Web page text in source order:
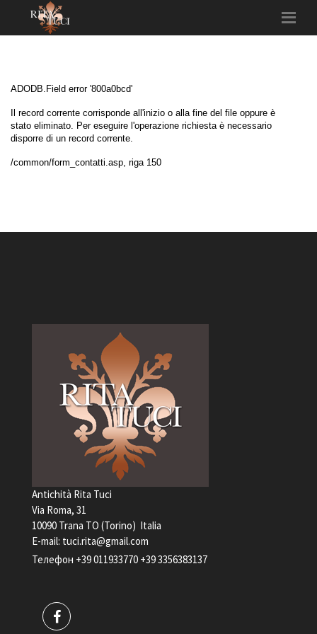
Antichità Rita Tuci
Via Roma, 31
10090 Trana TO (Torino) Italia
Е-mail: tuci.rita@gmail.com
Телефон +39 011933770 +39 3356383137